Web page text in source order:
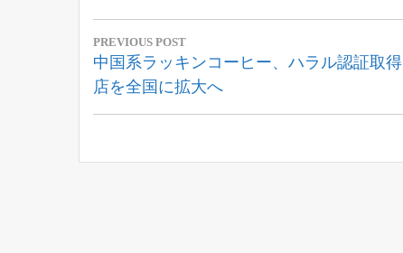
投
稿
ナ
ビ
PREVIOUS POST
Previous
Post:
中国系ラッキンコーヒー、ハラル認証取得
店を全国に拡大へ